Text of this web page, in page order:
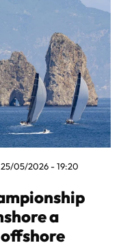
25/05/2026 - 19:20
a